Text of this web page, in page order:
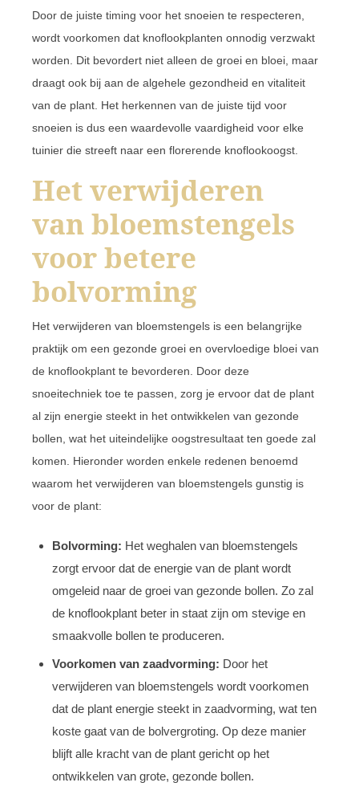
Door de juiste timing voor het snoeien te respecteren,
wordt voorkomen dat knoflookplanten onnodig verzwakt
worden. Dit bevordert niet alleen de groei en bloei, maar
draagt ook bij aan de algehele gezondheid en vitaliteit
van de plant. Het herkennen van de juiste tijd voor
snoeien is dus een waardevolle vaardigheid voor elke
tuinier die streeft naar een florerende knoflookoogst.
Het verwijderen
van bloemstengels
voor betere
bolvorming
Het verwijderen van bloemstengels is een belangrijke
praktijk om een gezonde groei en overvloedige bloei van
de knoflookplant te bevorderen. Door deze
snoeitechniek toe te passen, zorg je ervoor dat de plant
al zijn energie steekt in het ontwikkelen van gezonde
bollen, wat het uiteindelijke oogstresultaat ten goede zal
komen. Hieronder worden enkele redenen benoemd
waarom het verwijderen van bloemstengels gunstig is
voor de plant:
Bolvorming: Het weghalen van bloemstengels
zorgt ervoor dat de energie van de plant wordt
omgeleid naar de groei van gezonde bollen. Zo zal
de knoflookplant beter in staat zijn om stevige en
smaakvolle bollen te produceren.
Voorkomen van zaadvorming: Door het
verwijderen van bloemstengels wordt voorkomen
dat de plant energie steekt in zaadvorming, wat ten
koste gaat van de bolvergroting. Op deze manier
blijft alle kracht van de plant gericht op het
ontwikkelen van grote, gezonde bollen.